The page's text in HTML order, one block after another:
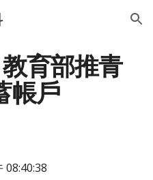
Skip to navigation
育部推青
帳戶
08:40:38